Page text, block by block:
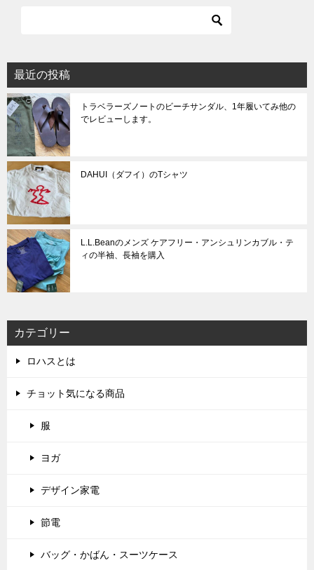
ョ
ン
最近の投稿
トラベラーズノートのビーチサンダル、1年履いてみ他の
でレビューします。
DAHUI（ダフイ）のTシャツ
L.L.Beanのメンズ ケアフリー・アンシュリンカブル・テ
ィの半袖、長袖を購入
カテゴリー
ロハスとは
チョット気になる商品
服
ヨガ
デザイン家電
節電
バッグ・かばん・スーツケース